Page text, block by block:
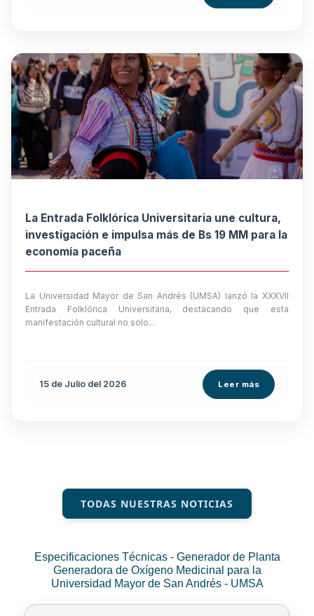
La Entrada Folklórica Universitaria une cultura,
investigación e impulsa más de Bs 19 MM para la
economía paceña
La Universidad Mayor de San Andrés (UMSA) lanzó la XXXVII
Entrada Folklórica Universitaria, destacando que esta
manifestación cultural no solo...
15 de Julio del 2026 Leer más
TODAS NUESTRAS NOTICIAS
Especificaciones Técnicas - Generador de Planta
Generadora de Oxígeno Medicinal para la
Universidad Mayor de San Andrés - UMSA